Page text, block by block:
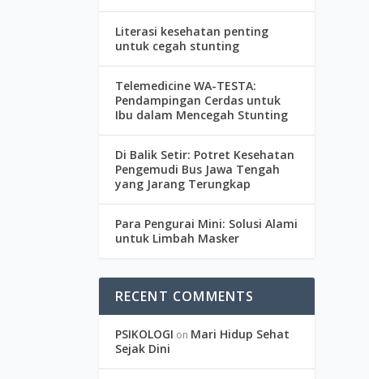
Literasi kesehatan penting
untuk cegah stunting
Telemedicine WA-TESTA:
Pendampingan Cerdas untuk
Ibu dalam Mencegah Stunting
Di Balik Setir: Potret Kesehatan
Pengemudi Bus Jawa Tengah
yang Jarang Terungkap
Para Pengurai Mini: Solusi Alami
untuk Limbah Masker
RECENT COMMENTS
PSIKOLOGI on Mari Hidup Sehat
Sejak Dini